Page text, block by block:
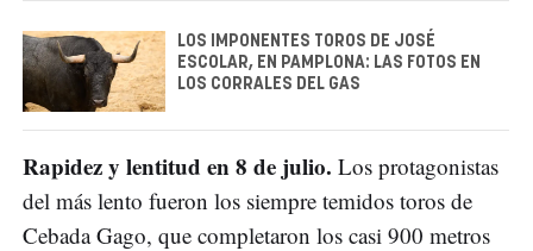
LOS IMPONENTES TOROS DE JOSÉ
ESCOLAR, EN PAMPLONA: LAS FOTOS EN
LOS CORRALES DEL GAS
Rapidez y lentitud en 8 de julio. Los protagonistas
del más lento fueron los siempre temidos toros de
Cebada Gago, que completaron los casi 900 metros